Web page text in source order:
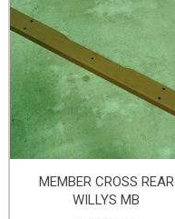
MEMBER CROSS REAR
WILLYS MB